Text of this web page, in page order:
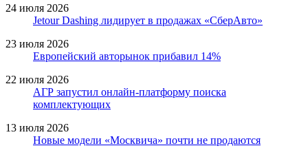
24 июля 2026
Jetour Dashing лидирует в продажах «СберАвто»
23 июля 2026
Европейский авторынок прибавил 14%
22 июля 2026
АГР запустил онлайн-платформу поиска
комплектующих
13 июля 2026
Новые модели «Москвича» почти не продаются